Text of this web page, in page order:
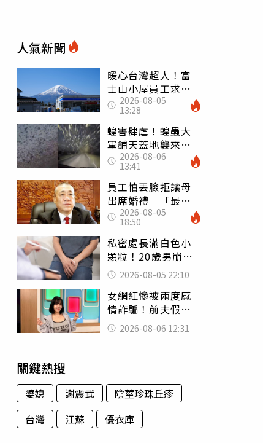
人氣新聞
暖心台灣超人！富
士山小屋員工求助
「想活下去」 山
友狂背物資上山：
台灣真的是寶島
2026-08-05
13:28
蝗害肆虐！蝗蟲大
軍鋪天蓋地襲來宛
如末日 網驚：聖
經十災
2026-08-06
13:41
員工怕丟臉拒讓母
出席婚禮 「最愛
發錢老闆」震怒開
除：我看不起你
2026-08-05
18:50
私密處長滿白色小
顆粒！20歲男崩潰
求診 醫曝5大真相
別再誤會
2026-08-05 22:10
女網紅慘被兩度感
情詐騙！前夫假割
頸詐光200萬再遇假
富商「養套殺2000
2026-08-06 12:31
關鍵熱搜
婆媳 謝震武
陰莖珍珠丘疹
台灣
江蘇 優衣庫